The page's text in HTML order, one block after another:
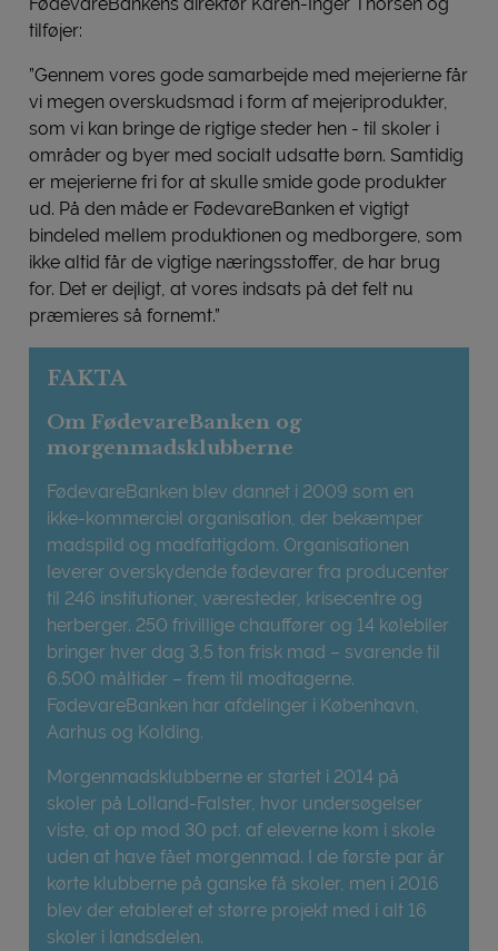
tilføjer:
”Gennem vores gode samarbejde med mejerierne får
vi megen overskudsmad i form af mejeriprodukter,
som vi kan bringe de rigtige steder hen - til skoler i
områder og byer med socialt udsatte børn. Samtidig
er mejerierne fri for at skulle smide gode produkter
ud. På den måde er FødevareBanken et vigtigt
bindeled mellem produktionen og medborgere, som
ikke altid får de vigtige næringsstoffer, de har brug
for. Det er dejligt, at vores indsats på det felt nu
præmieres så fornemt.”
FAKTA
Om FødevareBanken og
morgenmadsklubberne
FødevareBanken blev dannet i 2009 som en
ikke-kommerciel organisation, der bekæmper
madspild og madfattigdom. Organisationen
leverer overskydende fødevarer fra producenter
til 246 institutioner, væresteder, krisecentre og
herberger. 250 frivillige chauffører og 14 kølebiler
bringer hver dag 3,5 ton frisk mad – svarende til
6.500 måltider – frem til modtagerne.
FødevareBanken har afdelinger i København,
Aarhus og Kolding.
Morgenmadsklubberne er startet i 2014 på
skoler på Lolland-Falster, hvor undersøgelser
viste, at op mod 30 pct. af eleverne kom i skole
uden at have fået morgenmad. I de første par år
kørte klubberne på ganske få skoler, men i 2016
blev der etableret et større projekt med i alt 16
skoler i landsdelen.